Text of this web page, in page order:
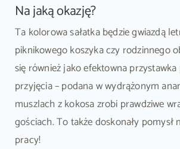
Na jaką okazję?
Ta kolorowa sałatka będzie gwiazdą
piknikowego koszyka czy rodzinnego
się również jako efektowna
przyjęcia – podana w wydrążonym
muszlach z kokosa zrobi prawdziwe
gościach. To także doskonały pomysł
pracy!